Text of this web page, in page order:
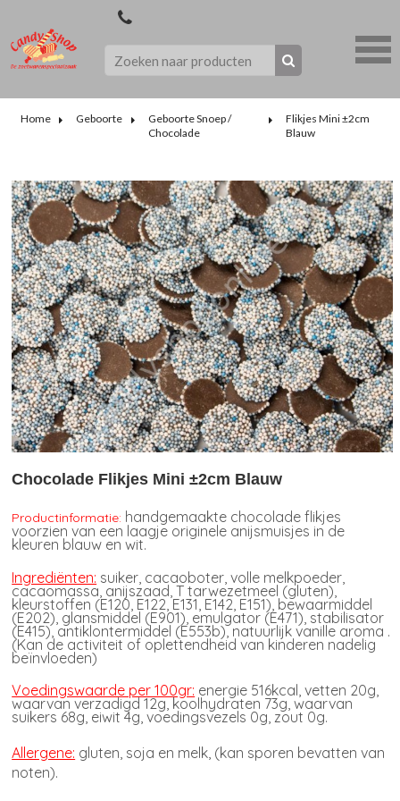
Home Geboorte
Geboorte Snoep /
Chocolade
Flikjes Mini ±2cm
Blauw
Chocolade Flikjes Mini ±2cm Blauw
Productinformatie: handgemaakte chocolade flikjes
voorzien van een laagje originele anijsmuisjes in de
kleuren blauw en wit.
Ingrediënten: suiker, cacaoboter, volle melkpoeder,
cacaomassa, anijszaad, T tarwezetmeel (gluten),
kleurstoffen (E120, E122, E131, E142, E151), bewaarmiddel
(E202), glansmiddel (E901), emulgator (E471), stabilisator
(E415), antiklontermiddel (E553b), natuurlijk vanille aroma .
(Kan de activiteit of oplettendheid van kinderen nadelig
beïnvloeden)
Voedingswaarde per 100gr: energie 516kcal, vetten 20g,
waarvan verzadigd 12g, koolhydraten 73g, waarvan
suikers 68g, eiwit 4g, voedingsvezels 0g, zout 0g.
Allergene: gluten, soja en melk, (kan sporen bevatten van
noten).